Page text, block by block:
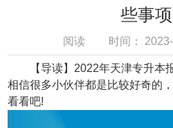
些事项
阅读 时间：
【导读】2022年天津专升本报
相信很多小伙伴都是比较好奇的
看看吧!